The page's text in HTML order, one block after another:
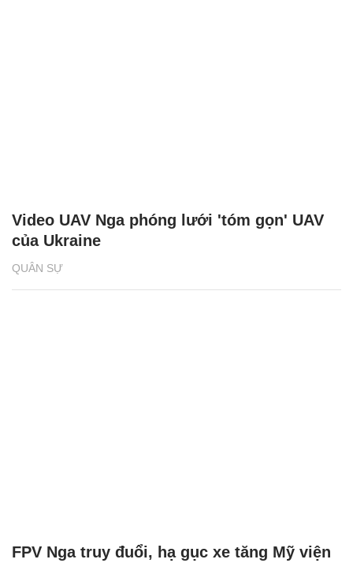
QUÂN SỰ
Video UAV Nga phóng lưới 'tóm gọn' UAV
của Ukraine
FPV Nga truy đuổi, hạ gục xe tăng Mỹ viện